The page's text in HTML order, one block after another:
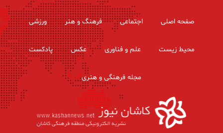
صفحه اصلی اجتماعی فرهنگ و هنر ورزشی
محیط زیست علم و فناوری عکس پادکست
مجله فرهنگی و هنری